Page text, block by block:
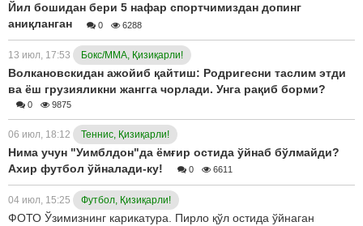
Йил бошидан бери 5 нафар спортчимиздан допинг
аниқланган
0 6288
13 июл, 17:53 Бокс/ММА, Қизиқарли!
Волкановскидан ажойиб қайтиш: Родригесни таслим этди
ва ёш грузияликни жангга чорлади. Унга рақиб борми?
0 9875
06 июл, 18:12 Теннис, Қизиқарли!
Нима учун "Уимблдон"да ёмғир остида ўйнаб бўлмайди?
Ахир футбол ўйналади-ку!
0 6611
04 июл, 15:25 Футбол, Қизиқарли!
ФОТО Ўзимизнинг карикатура. Пирло қўл остида ўйнаган